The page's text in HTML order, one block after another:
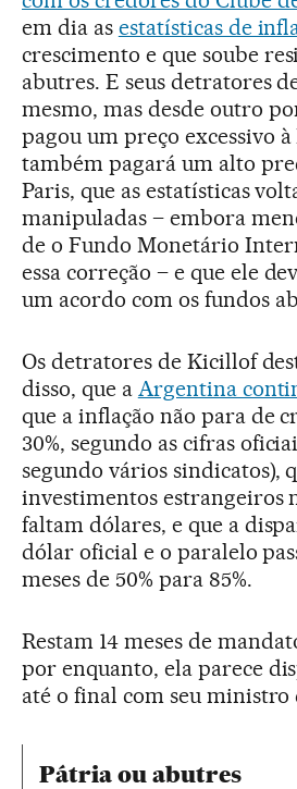
em dia as estatísticas de
crescimento e que soube
abutres. E seus detratores
mesmo, mas desde outro
pagou um preço excessivo à
também pagará um alto
Paris, que as estatísticas
manipuladas – embora
de o Fundo Monetário
essa correção – e que ele
um acordo com os fundos
Os detratores de Kicillof
disso, que a Argentina
que a inflação não para de
30%, segundo as cifras
segundo vários sindicatos),
investimentos estrangeiros
faltam dólares, e que a
dólar oficial e o paralelo
meses de 50% para 85%.
Restam 14 meses de
por enquanto, ela parece
até o final com seu ministro
Pátria ou abutres